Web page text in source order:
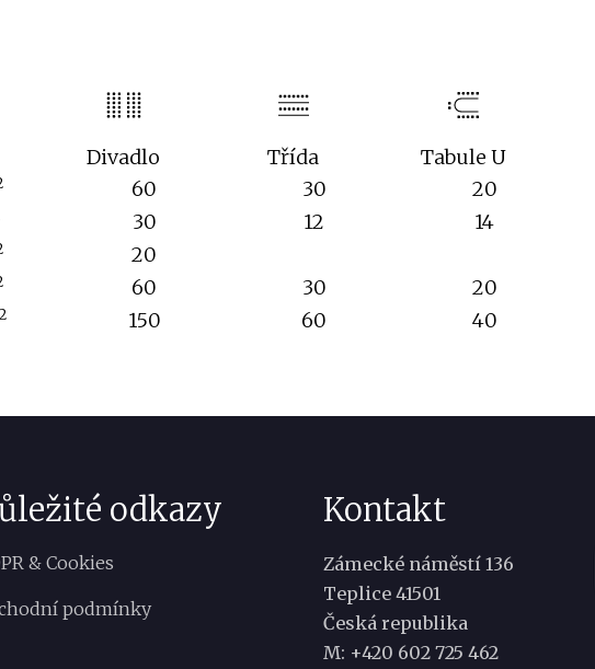
Divadlo Třída Tabule U
60 30 20
30 12 14
20
60 30 20
150 60 40
odkazy
& Cookies
podmínky
Kontakt
Zámecké náměstí 136
Teplice 41501
Česká republika
M: +420 602 725 462